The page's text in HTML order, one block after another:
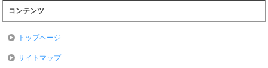
コンテンツ
トップページ
サイトマップ